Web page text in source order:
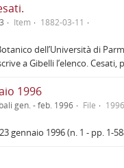
Item
1882-03-11
dell’Università di
a Gibelli l’elenco.
1996
gen. - feb. 1996 File
gennaio 1996 (n. 1 - pp. 1-